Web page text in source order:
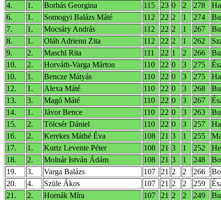
4.
1. Borbás Georgina 115 23 0 2 278
6.
1. Somogyi Balázs Máté 112 22 2 1 274
7.
1. Mocsáry András 112 22 2 1 267
8.
1. Oláh Adrienn Zita 112 22 2 1 262
9.
2. Maschl Rita 111 22 1 2 266
10.
2. Horváth-Varga Márton 110 22 0 3 275
10.
1. Bencze Mátyás 110 22 0 3 275
12.
1. Alexa Máté 110 22 0 3 268
13.
3. Magó Máté 110 22 0 3 267
14.
1. Jávor Bence 110 22 0 3 263
15.
2. Tölcsér Dániel 110 22 0 3 257
16.
2. Kerekes Máthé Éva 108 21 3 1 255
17.
1. Kurtz Levente Péter 108 21 3 1 252
18.
2. Molnár István Ádám 108 21 3 1 248
19.
3. Varga Balázs 107 21 2 2 266
20.
4. Szüle Ákos 107 21 2 2 259
21.
2. Hornák Míra 107 21 2 2 249